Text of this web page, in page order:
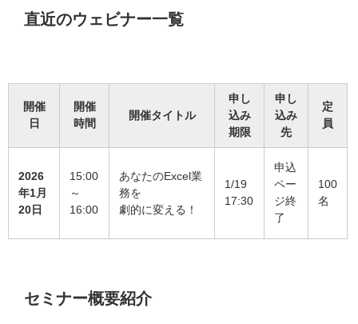
直近のウェビナー一覧
開催
日
開催
時間
開催タイトル
申し
込み
期限
申し
込み
先
定
員
2026
年1月
20日
15:00
～
16:00
あなたのExcel業
務を
劇的に変える！
1/19
17:30
申込
ペー
ジ終
了
100
名
セミナー概要紹介